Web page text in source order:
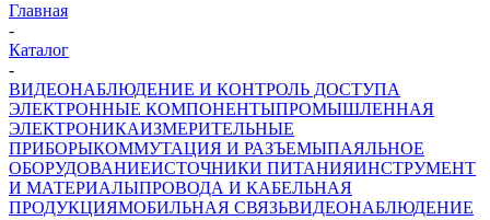
Главная
-
Каталог
-
ВИДЕОНАБЛЮДЕНИЕ И КОНТРОЛЬ ДОСТУПА
ЭЛЕКТРОННЫЕ КОМПОНЕНТЫПРОМЫШЛЕННАЯ
ЭЛЕКТРОНИКАИЗМЕРИТЕЛЬНЫЕ
ПРИБОРЫКОММУТАЦИЯ И РАЗЪЕМЫПАЯЛЬНОЕ
ОБОРУДОВАНИЕИСТОЧНИКИ ПИТАНИЯИНСТРУМЕНТ
И МАТЕРИАЛЫПРОВОДА И КАБЕЛЬНАЯ
ПРОДУКЦИЯМОБИЛЬНАЯ СВЯЗЬВИДЕОНАБЛЮДЕНИЕ